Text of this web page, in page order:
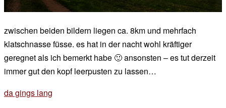
zwischen beiden bildern liegen ca. 8km und mehrfach
klatschnasse füsse. es hat in der nacht wohl kräftiger
geregnet als ich bemerkt habe 🙂 ansonsten – es tut derzeit
immer gut den kopf leerpusten zu lassen…
da gings lang